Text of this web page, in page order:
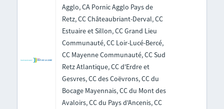
Agglo, CA Pornic Agglo Pays de
Retz, CC Châteaubriant-Derval, CC
Estuaire et Sillon, CC Grand Lieu
Communauté, CC Loir-Lucé-Bercé,
CC Mayenne Communauté, CC Sud
Retz Atlantique, CC d'Erdre et
Gesvres, CC des Coëvrons, CC du
Bocage Mayennais, CC du Mont des
Avaloirs, CC du Pays d'Ancenis, CC